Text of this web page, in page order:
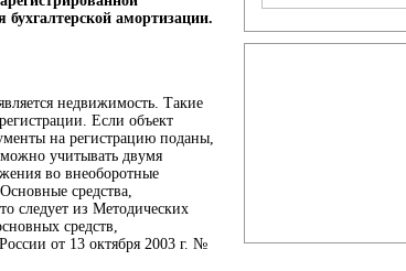
амортизации.
недвижимость. Такие
Если объект
на регистрацию поданы,
можно учитывать двумя
во внеоборотные
средства,
следует из Методических
средств,
от 13 октября 2003 г. №